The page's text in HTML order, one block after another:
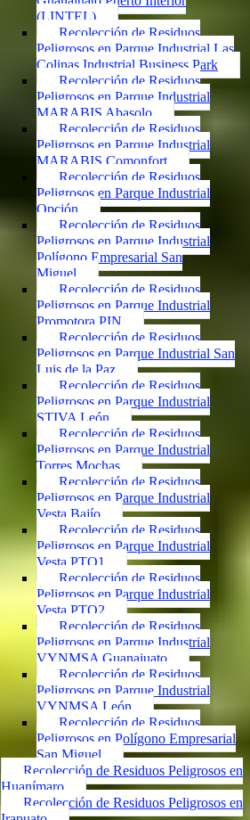
(LINTEL)
Recolección de Residuos
Peligrosos en Parque Industrial Las
Colinas Industrial Business Park
Recolección de Residuos
Peligrosos en Parque Industrial
MARABIS Abasolo
Recolección de Residuos
Peligrosos en Parque Industrial
MARABIS Comonfort
Recolección de Residuos
Peligrosos en Parque Industrial
Opción
Recolección de Residuos
Peligrosos en Parque Industrial
Polígono Empresarial San
Miguel
Recolección de Residuos
Peligrosos en Parque Industrial
Promotora PIN
Recolección de Residuos
Peligrosos en Parque Industrial San
Luis de la Paz
Recolección de Residuos
Peligrosos en Parque Industrial
STIVA León
Recolección de Residuos
Peligrosos en Parque Industrial
Torres Mochas
Recolección de Residuos
Peligrosos en Parque Industrial
Vesta Bajío
Recolección de Residuos
Peligrosos en Parque Industrial
Vesta PTO1
Recolección de Residuos
Peligrosos en Parque Industrial
Vesta PTO2
Recolección de Residuos
Peligrosos en Parque Industrial
VYNMSA Guanajuato
Recolección de Residuos
Peligrosos en Parque Industrial
VYNMSA León
Recolección de Residuos
Peligrosos en Polígono Empresarial
San Miguel
Recolección de Residuos Peligrosos en
Huanímaro
Recolección de Residuos Peligrosos en